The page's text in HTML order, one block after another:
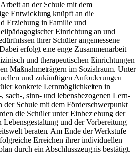
an der Schule mit dem
Entwicklung knüpft an die
Erziehung in Familie und
Einrichtung an und
ihrer Schüler angemessene
erfolgt eine enge Zusammenarbeit
und therapeutischen Einrichtungen
Maßnahmeträgern im Sozialraum. Unter
und zukünftigen Anforderungen
konkrete Lernmöglichkeiten in
sach-, sinn- und lebensbezogenen Lern-
der Schule mit dem Förderschwerpunkt
die Schüler unter Einbeziehung der
und der Vorbereitung
beraten. Am Ende der Werkstufe
Erreichen ihrer individuellen
durch ein Abschlusszeugnis bestätigt.